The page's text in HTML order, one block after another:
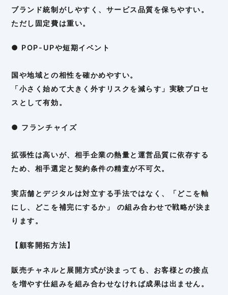
ブランド統制がしやすく、サービス品質を保ちやすい。
ただし固定費は重い。
● POP-UPや短期イベント
国や地域との相性を確かめやすい。
「小さく始めて大きく外すリスクを減らす」実験プロセ
スとして有効。
● フランチャイズ
拡張性は高いが、相手企業の熱量と運営品質に依存する
ため、相手選定と契約条件の精査が不可欠。
実店舗とデジタルは対立する手法ではなく、「どこを軸
にし、どこを補完にするか」 の組み合わせで戦略が決ま
ります。
【顧客開拓方法】
販売チャネルと展開方式が決まっても、お客様との接点
を増やす仕組みを組み合わせなければ成果は出ません。